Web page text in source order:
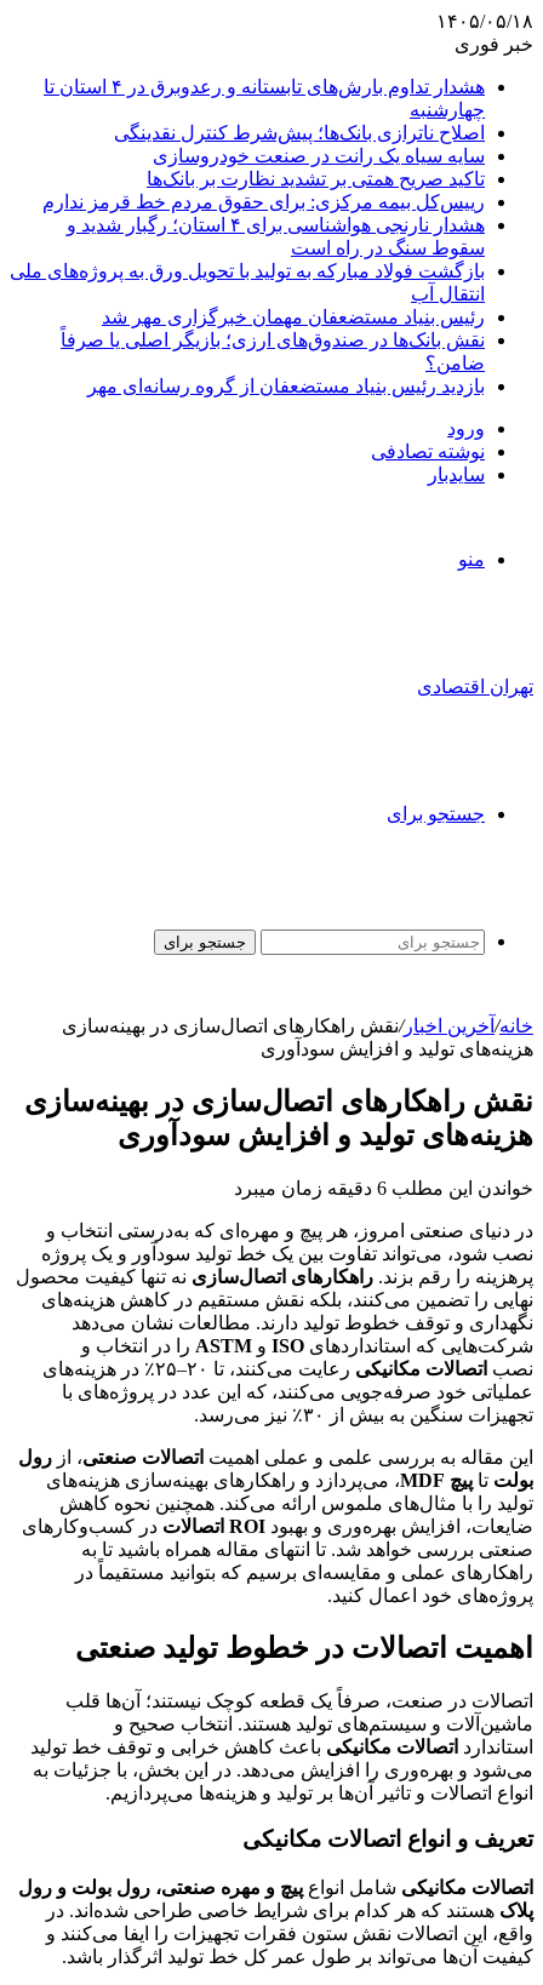
۱۴۰۵/۰۵/۱۸
خبر فوری
هشدار تداوم بارش‌های تابستانه و رعدوبرق در ۴ استان تا
چهارشنبه
اصلاح ناترازی بانک‌ها؛ پیش‌شرط کنترل نقدینگی
سایه سیاه یک رانت در صنعت خودروسازی
تاکید صریح همتی بر تشدید نظارت بر بانک‌ها
رییس‌کل بیمه مرکزی: برای حقوق مردم خط قرمز ندارم
هشدار نارنجی هواشناسی برای ۴ استان؛ رگبار شدید و
سقوط سنگ در راه است
بازگشت فولاد مبارکه به تولید با تحویل ورق به پروژه‌های ملی
انتقال آب
رئیس بنیاد مستضعفان مهمان خبرگزاری مهر شد
نقش بانک‌ها در صندوق‌های ارزی؛ بازیگر اصلی یا صرفاً
ضامن؟
بازدید رئیس بنیاد مستضعفان از گروه رسانه‌ای مهر
ورود
نوشته تصادفی
سایدبار
منو
تهران اقتصادی
جستجو برای
جستجو برای
خانه/ آخرین اخبار/نقش راهکارهای اتصال‌سازی در بهینه‌سازی
هزینه‌های تولید و افزایش سودآوری
نقش راهکارهای اتصال‌سازی در بهینه‌سازی
هزینه‌های تولید و افزایش سودآوری
خواندن این مطلب 6 دقیقه زمان میبرد
در دنیای صنعتی امروز، هر پیچ و مهره‌ای که به‌درستی انتخاب و
نصب شود، می‌تواند تفاوت بین یک خط تولید سودآور و یک پروژه
پرهزینه را رقم بزند. راهکارهای اتصال‌سازی نه تنها کیفیت محصول
نهایی را تضمین می‌کنند، بلکه نقش مستقیم در کاهش هزینه‌های
نگهداری و توقف خطوط تولید دارند. مطالعات نشان می‌دهد
شرکت‌هایی که استانداردهای ISO و ASTM را در انتخاب و
نصب اتصالات مکانیکی
رعایت می‌کنند، تا ۲۰–۲۵٪ در هزینه‌های
عملیاتی خود صرفه‌جویی می‌کنند، که این عدد در پروژه‌های با
تجهیزات سنگین به بیش از ۳۰٪ نیز می‌رسد.
این مقاله به بررسی علمی و عملی اهمیت اتصالات صنعتی، از رول
بولت تا پیچ MDF
، می‌پردازد و راهکارهای بهینه‌سازی هزینه‌های
تولید را با مثال‌های ملموس ارائه می‌کند. همچنین نحوه کاهش
ضایعات، افزایش بهره‌وری و بهبود ROI اتصالات
در کسب‌وکارهای
صنعتی بررسی خواهد شد. تا انتهای مقاله همراه باشید تا به
راهکارهای عملی و مقایسه‌ای برسیم که بتوانید مستقیماً در
پروژه‌های خود اعمال کنید.
اهمیت اتصالات در خطوط تولید صنعتی
اتصالات در صنعت، صرفاً یک قطعه کوچک نیستند؛ آن‌ها قلب
ماشین‌آلات و سیستم‌های تولید هستند. انتخاب صحیح و
استاندارد اتصالات مکانیکی باعث کاهش خرابی و توقف خط تولید
می‌شود و بهره‌وری را افزایش می‌دهد. در این بخش، با جزئیات به
انواع اتصالات و تاثیر آن‌ها بر تولید و هزینه‌ها می‌پردازیم.
تعریف و انواع اتصالات مکانیکی
اتصالات مکانیکی شامل انواع پیچ و مهره صنعتی، رول بولت و رول
پلاک هستند که هر کدام برای شرایط خاصی طراحی شده‌اند. در
واقع، این اتصالات نقش ستون فقرات تجهیزات را ایفا می‌کنند و
کیفیت آن‌ها می‌تواند بر طول عمر کل خط تولید اثرگذار باشد.